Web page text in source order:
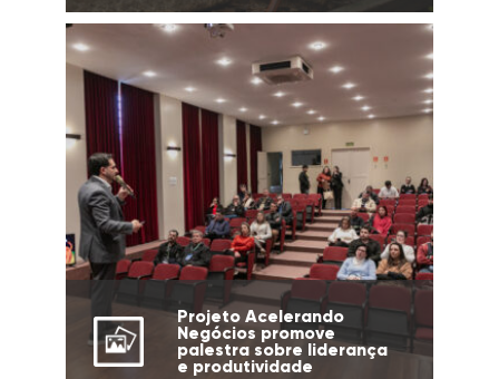
Projeto Acelerando
Negócios promove
palestra sobre liderança
e produtividade